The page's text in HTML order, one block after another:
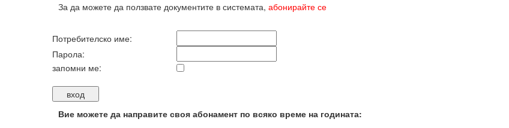
За да можете да ползвате документите в системата, абонирайте се
Потребителско име:
Парола:
запомни ме:
Вие можете да направите своя абонамент по всяко време на годината: